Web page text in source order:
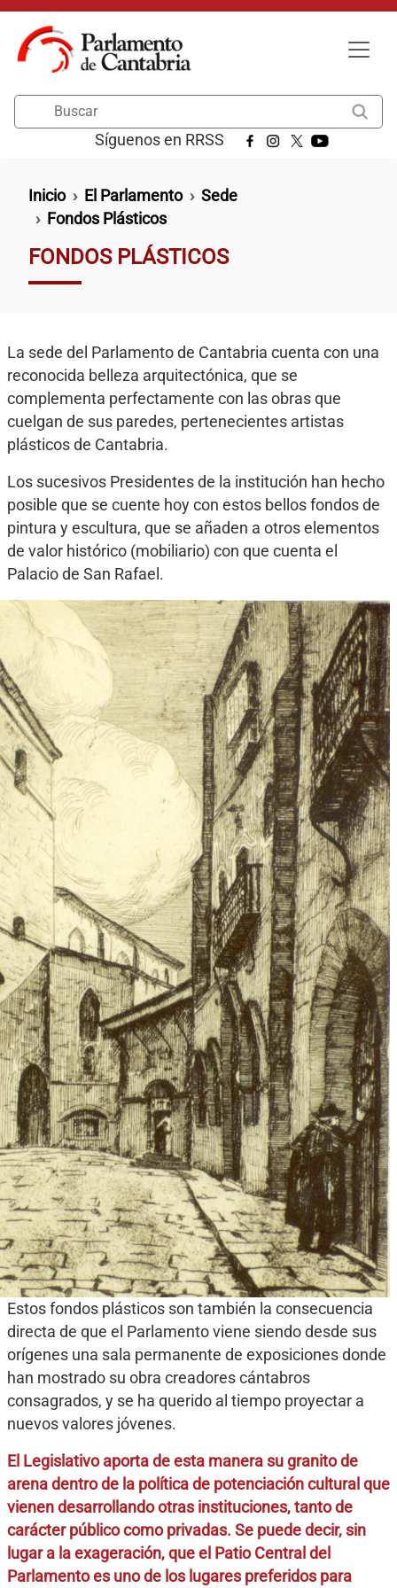
Pasar al contenido principal
Síguenos en RRSS
Ruta de navegación
Inicio El Parlamento
Sede
Fondos Plásticos
FONDOS PLÁSTICOS
La sede del Parlamento de Cantabria cuenta con una
reconocida belleza arquitectónica, que se
complementa perfectamente con las obras que
cuelgan de sus paredes, pertenecientes artistas
plásticos de Cantabria.
Los sucesivos Presidentes de la institución han hecho
posible que se cuente hoy con estos bellos fondos de
pintura y escultura, que se añaden a otros elementos
de valor histórico (mobiliario) con que cuenta el
Palacio de San Rafael.
Estos fondos plásticos son también la consecuencia
directa de que el Parlamento viene siendo desde sus
orígenes una sala permanente de exposiciones donde
han mostrado su obra creadores cántabros
consagrados, y se ha querido al tiempo proyectar a
nuevos valores jóvenes.
El Legislativo aporta de esta manera su granito de
arena dentro de la política de potenciación cultural que
vienen desarrollando otras instituciones, tanto de
carácter público como privadas. Se puede decir, sin
lugar a la exageración, que el Patio Central del
Parlamento es uno de los lugares preferidos para